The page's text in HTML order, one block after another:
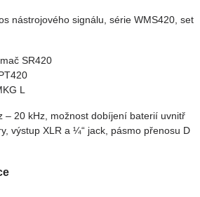
nástrojového signálu, série WMS420, set
SR420
L
– 20 kHz, možnost dobíjení baterií uvnitř
výstup XLR a ¼“ jack, pásmo přenosu D